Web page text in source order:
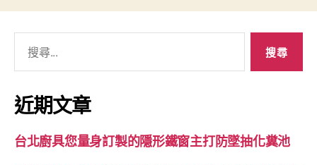
關
鍵
字:
近期文章
台北廚具您量身訂製的隱形鐵窗主打防墜抽化糞池